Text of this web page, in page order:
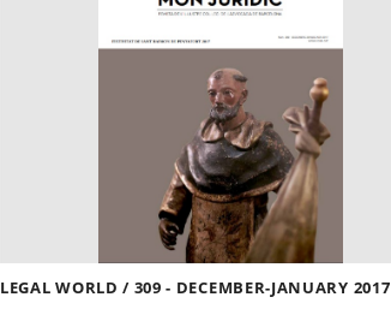
LEGAL WORLD / 309 - DECEMBER-JANUARY 2017